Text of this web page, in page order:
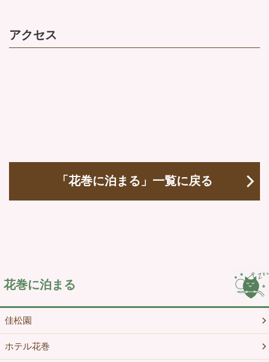
アクセス
「花巻に泊まる」一覧に戻る
花巻に泊まる
佳松園
ホテル花巻